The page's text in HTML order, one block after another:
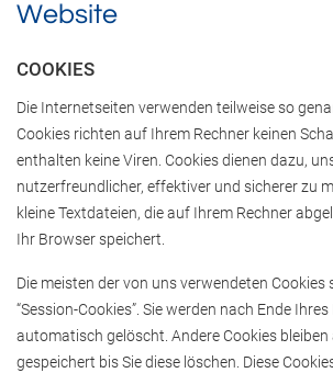
Website
COOKIES
Die Internetseiten verwenden teilweise so
Cookies richten auf Ihrem Rechner keinen
enthalten keine Viren. Cookies dienen dazu,
nutzerfreundlicher, effektiver und sicherer zu
kleine Textdateien, die auf Ihrem Rechner
Ihr Browser speichert.
Die meisten der von uns verwendeten Cookies
“Session-Cookies”. Sie werden nach Ende
automatisch gelöscht. Andere Cookies
gespeichert bis Sie diese löschen. Diese